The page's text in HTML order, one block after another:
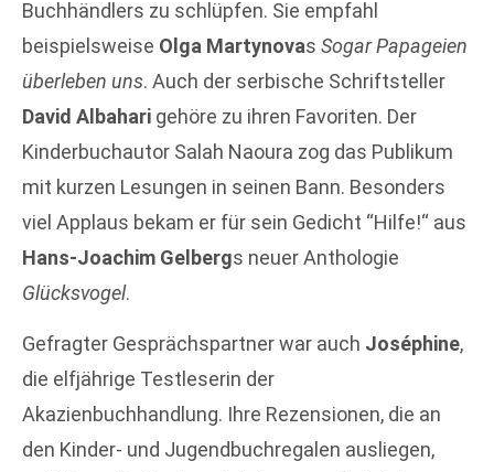
Buchhändlers zu schlüpfen. Sie empfahl
beispielsweise Olga Martynovas Sogar Papageien
überleben uns. Auch der serbische Schriftsteller
David Albahari gehöre zu ihren Favoriten. Der
Kinderbuchautor Salah Naoura zog das Publikum
mit kurzen Lesungen in seinen Bann. Besonders
viel Applaus bekam er für sein Gedicht “Hilfe!“ aus
Hans-Joachim Gelbergs neuer Anthologie
Glücksvogel.
Gefragter Gesprächspartner war auch Joséphine,
die elfjährige Testleserin der
Akazienbuchhandlung. Ihre Rezensionen, die an
den Kinder- und Jugendbuchregalen ausliegen,